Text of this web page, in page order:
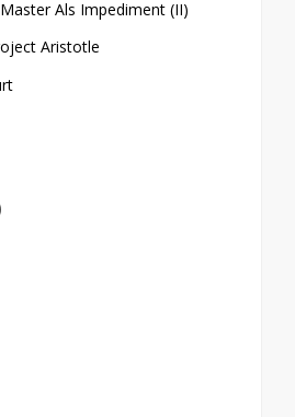
Als Impediment (II)
Aristotle